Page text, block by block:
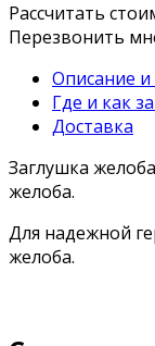
Рассчитать
Перезвонить
Описание и
Где и как
Доставка
Заглушка
желоба.
Для надежной
желоба.